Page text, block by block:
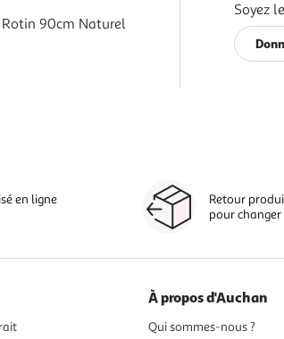
90cm Naturel
Soyez
en ligne
Retour
pour changer
À propos d'Auchan
Qui sommes-nous ?